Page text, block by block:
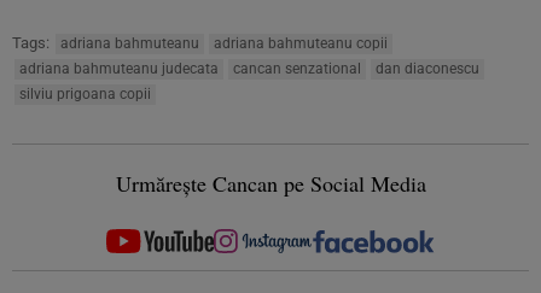
Tags: adriana bahmuteanu
adriana bahmuteanu copii
adriana bahmuteanu judecata
cancan senzational
dan diaconescu
silviu prigoana copii
Urmărește Cancan pe Social Media